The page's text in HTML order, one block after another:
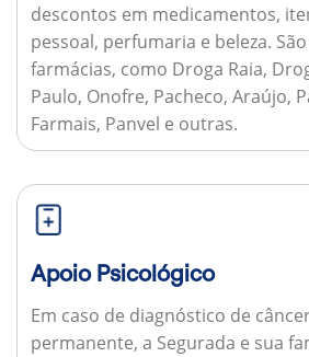
descontos em medicamentos,
pessoal, perfumaria e beleza.
farmácias, como Droga Raia,
Paulo, Onofre, Pacheco, Araújo,
Farmais, Panvel e outras.
Apoio Psicológico
Em caso de diagnóstico de
permanente, a Segurada e sua